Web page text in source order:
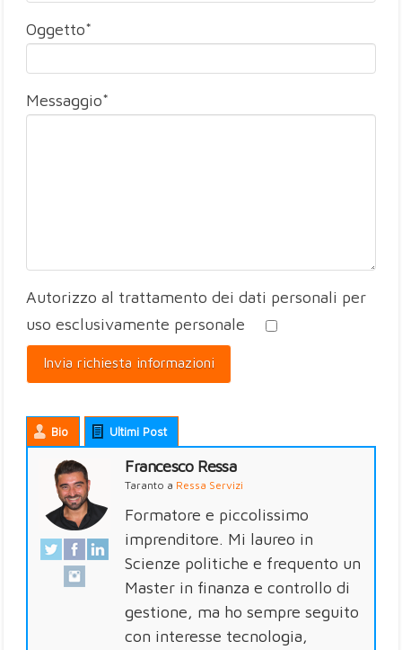
Oggetto*
Messaggio*
Autorizzo al trattamento dei dati personali per
uso esclusivamente personale
Bio Ultimi Post
Francesco Ressa
Taranto a Ressa Servizi
Formatore e piccolissimo
imprenditore. Mi laureo in
Scienze politiche e frequento un
Master in finanza e controllo di
gestione, ma ho sempre seguito
con interesse tecnologia,